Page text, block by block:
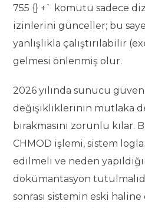
755 {} +` komutu sadece
izinlerini günceller; bu
yanlışlıkla çalıştırılabilir
gelmesi önlenmiş olur.
2026 yılında sunucu
değişikliklerinin mutlaka
bırakmasını zorunlu kılar.
CHMOD işlemi, sistem
edilmeli ve neden
dokümantasyon
sonrası sistemin eski